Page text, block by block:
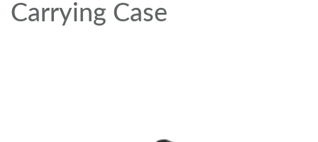
Carrying Case